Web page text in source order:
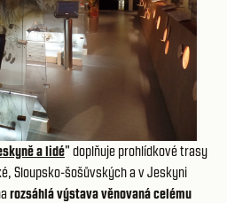
a lidé" doplňuje prohlídkové trasy
, Sloupsko-šošůvskýcha vJeskyni
rozsáhlá výstava věnovaná celému